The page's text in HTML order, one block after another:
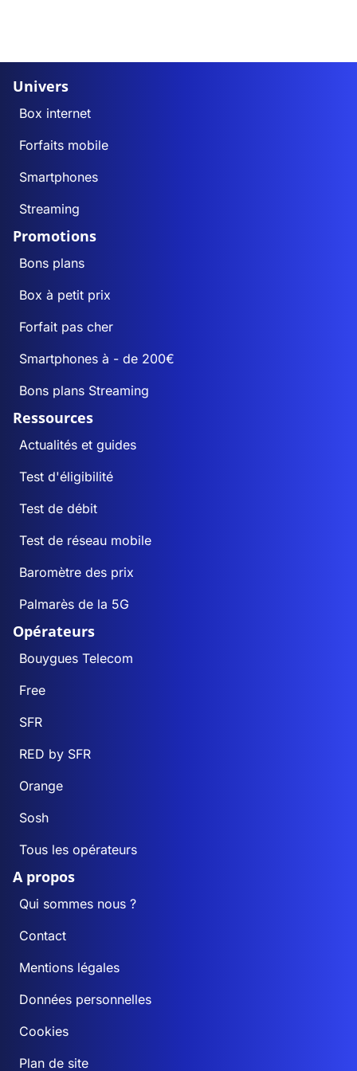
Univers
Box internet
Forfaits mobile
Smartphones
Streaming
Promotions
Bons plans
Box à petit prix
Forfait pas cher
Smartphones à - de 200€
Bons plans Streaming
Ressources
Actualités et guides
Test d'éligibilité
Test de débit
Test de réseau mobile
Baromètre des prix
Palmarès de la 5G
Opérateurs
Bouygues Telecom
Free
SFR
RED by SFR
Orange
Sosh
Tous les opérateurs
A propos
Qui sommes nous ?
Contact
Mentions légales
Données personnelles
Cookies
Plan de site